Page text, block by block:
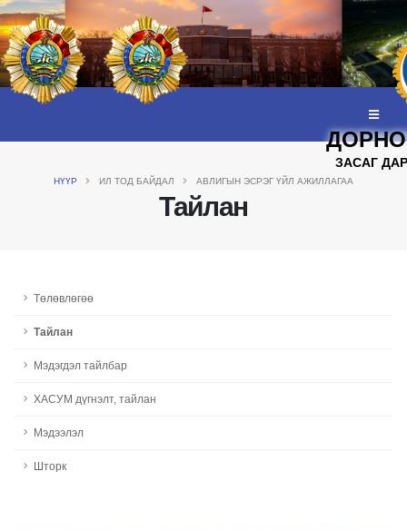
ЗАСАГ
НҮҮР ИЛ ТОД БАЙДАЛ АВЛИГЫН ЭСРЭГ ҮЙЛ АЖИЛЛАГАА
Тайлан
Төлөвлөгөө
Тайлан
Мэдэгдэл тайлбар
ХАСУМ дүгнэлт, тайлан
Мэдээлэл
Шторк